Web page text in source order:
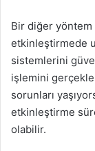
Bir diğer yöntem
etkinleştirmede
sistemlerini
işlemini
sorunları
etkinleştirme
olabilir.